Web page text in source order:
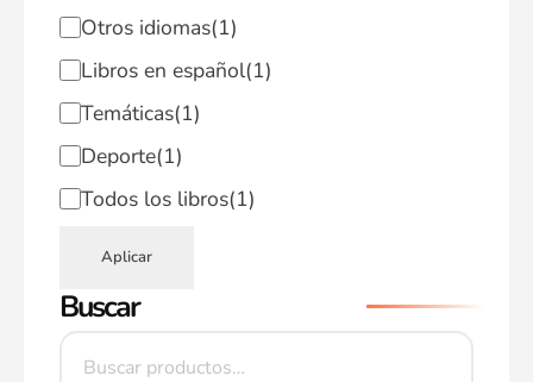
Otros idiomas(1)
Libros en español(1)
Temáticas(1)
Deporte(1)
Todos los libros(1)
Aplicar
Buscar